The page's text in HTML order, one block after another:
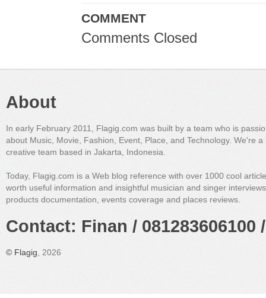
COMMENT
Comments Closed
About
In early February 2011, Flagig.com was built by a team who is
about Music, Movie, Fashion, Event, Place, and Technology. We're a
creative team based in Jakarta, Indonesia.
Today, Flagig.com is a Web blog reference with over 1000 cool
worth useful information and insightful musician and singer
products documentation, events coverage and places reviews.
Contact: Finan /
© Flagig, 2026